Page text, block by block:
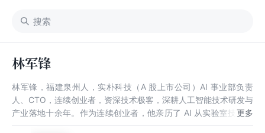
林军锋
林军锋，福建泉州人，实朴科技（A 股上市公司）AI 事业部负责
人、CTO，连续创业者，资深技术极客，深耕人工智能技术研发与
产业落地十余年。作为连续创业者，他亲历了 AI 从实验室技术走